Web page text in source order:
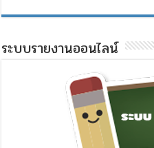
ระบบรายงานออนไลน์